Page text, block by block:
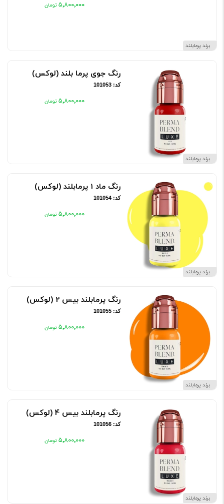
برند پرمابلند
۵٬۸۰۰٬۰۰۰
برند پرمابلند
رنگ جوی پرما بلند (لوکس)
کد: 101053
۵٬۸۰۰٬۰۰۰
برند پرمابلند
رنگ ماد 1 پرمابلند (لوکس)
کد: 101054
۵٬۸۰۰٬۰۰۰
برند پرمابلند
رنگ پرمابلند بیس 2 (لوکس)
کد: 101055
۵٬۸۰۰٬۰۰۰
برند پرمابلند
رنگ پرمابلند بیس 4 (لوکس)
کد: 101056
۵٬۸۰۰٬۰۰۰